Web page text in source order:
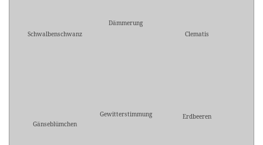
Schwalbenschwanz
Dämmerung
Clematis
Gänseblümchen
Gewitterstimmung Erdbeeren